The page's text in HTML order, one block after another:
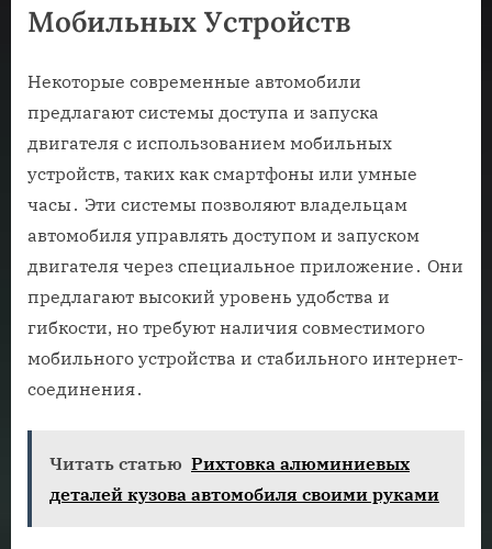
Мобильных Устройств
Некоторые современные автомобили
предлагают системы доступа и запуска
двигателя с использованием мобильных
устройств, таких как смартфоны или умные
часы․ Эти системы позволяют владельцам
автомобиля управлять доступом и запуском
двигателя через специальное приложение․ Они
предлагают высокий уровень удобства и
гибкости, но требуют наличия совместимого
мобильного устройства и стабильного интернет-
соединения․
Читать статью Рихтовка алюминиевых
деталей кузова автомобиля своими руками